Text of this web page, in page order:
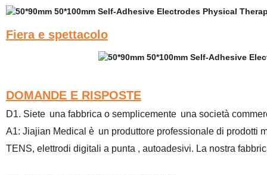
Fiera e spettacolo
DOMANDE E RISPOSTE
D1. Siete una fabbrica o semplicemente una società
A1: Jiajian Medical è un produttore professionale di prodotti
TENS, elettrodi digitali a punta , autoadesivi. La nostra